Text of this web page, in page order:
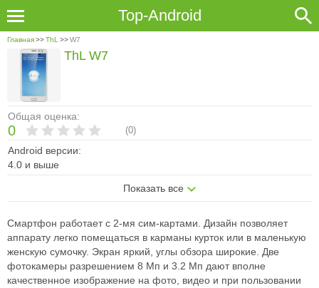
Top-Android
Главная>>ThL >>W7
Общая оценка:
0 (0)
Android версии:
4.0 и выше
Показать все
ThL W7
Смартфон работает с 2-мя сим-картами. Дизайн позволяет
аппарату легко помещаться в карманы курток или в маленькую
женскую сумочку. Экран яркий, углы обзора широкие. Две
фотокамеры разрешением 8 Мп и 3.2 Мп дают вполне
качественное изображение на фото, видео и при пользовании